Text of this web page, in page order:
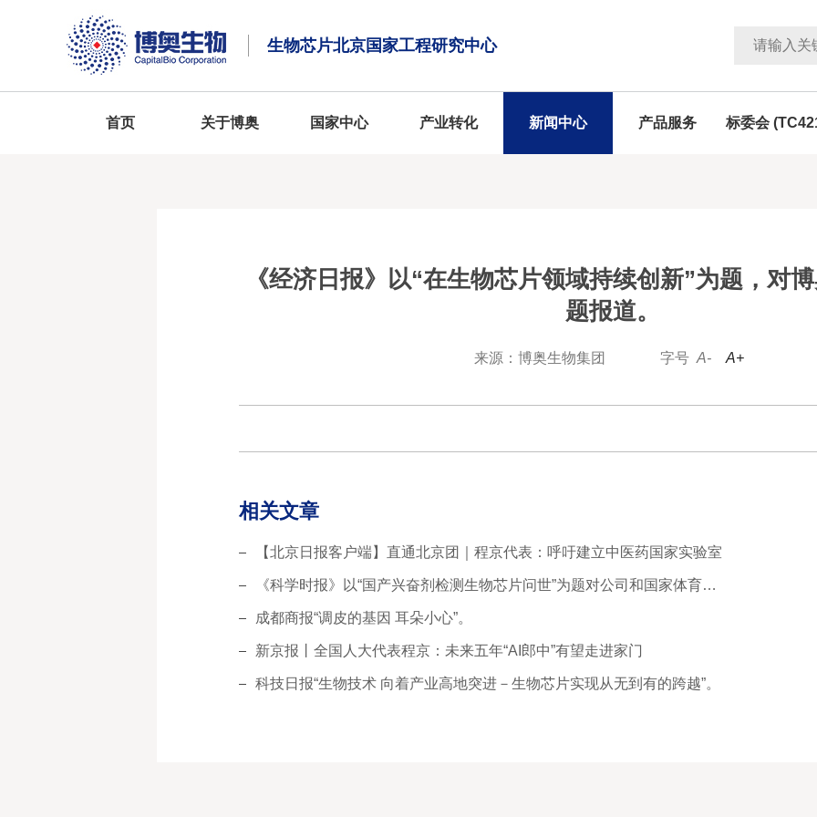
生物芯片北京国家工程研究中心
首页 关于博奥 国家中心 产业转化 新闻中心 产品服务 标委会
《经济日报》以“在生物芯片领域持续创新”为题，对
题报道。
来源：博奥生物集团 字号 A- A+
相关文章
【北京日报客户端】直通北京团｜程京代表：呼吁建立中医药国家实验室
《科学时报》以“国产兴奋剂检测生物芯片问世”为题对公司和国家体育总局共同承担的“兴奋剂检测生物芯片研究”项目进行了详细报道。
成都商报“调皮的基因 耳朵小心”。
新京报丨全国人大代表程京：未来五年“AI郎中”有望走进家门
科技日报“生物技术 向着产业高地突进－生物芯片实现从无到有的跨越”。